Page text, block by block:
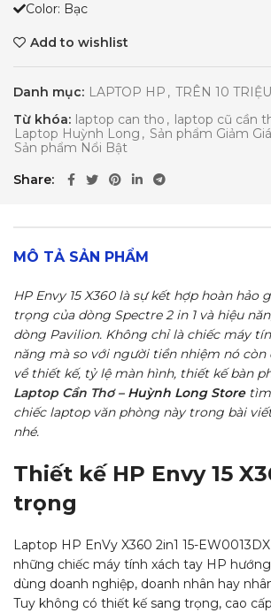
Color: Bạc
Add to wishlist
Danh mục: LAPTOP HP , TRÊN 10 TRIỆU
Từ khóa: laptop can tho , laptop cũ cần
Laptop Huỳnh Long , Sản phẩm Giảm Giá
Sản phẩm Nổi Bật
Share
MÔ TẢ SẢN PHẨM
HP Envy 15 X360 là sự kết hợp hoàn hảo
trọng của dòng Spectre 2 in 1 và hiệu
dòng Pavilion. Không chỉ là chiếc máy
năng mà so với người tiền nhiệm nó còn
về thiết kế, tỷ lệ màn hình, thiết kế bàn
Laptop Cần Thơ– Huỳnh Long Storetìm
chiếc laptop văn phòng này trong bài
nhé.
Thiết kế HP Envy 15
trọng
Laptop HP EnVy X360 2in1 15-
những chiếc máy tính xách tay HP
dùng doanh nghiệp, doanh nhân hay
Tuy không có thiết kế sang trọng, cao